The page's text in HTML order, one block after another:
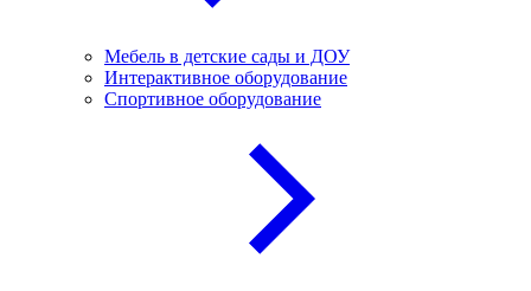
Мебель в детские сады и ДОУ
Интерактивное оборудование
Спортивное оборудование